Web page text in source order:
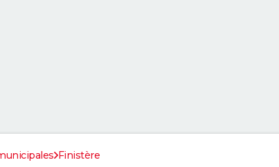
Finistère